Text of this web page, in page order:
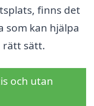
finns det
som kan hjälpa
sätt.
och utan